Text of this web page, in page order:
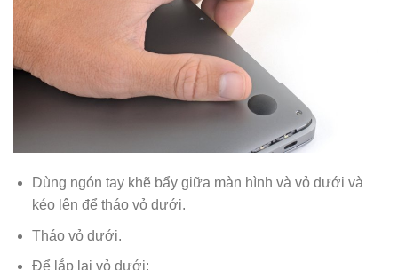
Dùng ngón tay khẽ bẩy giữa màn hình và vỏ dưới và
kéo lên để tháo vỏ dưới.
Tháo vỏ dưới.
Để lắp lại vỏ dưới: